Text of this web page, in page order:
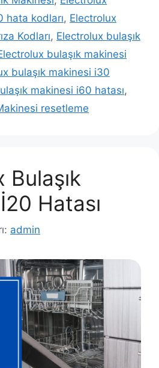
hata kodları, Electrolux
Kodları, Electrolux bulaşık
bulaşık makinesi
bulaşık makinesi i30
makinesi i60 hatası,
resetleme
Bulaşık
Hatası
admin